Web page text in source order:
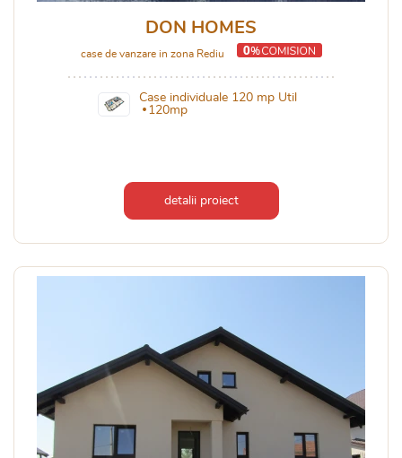
DON HOMES
case de vanzare in zona Rediu
Case individuale 120 mp Util
120mp
detalii proiect